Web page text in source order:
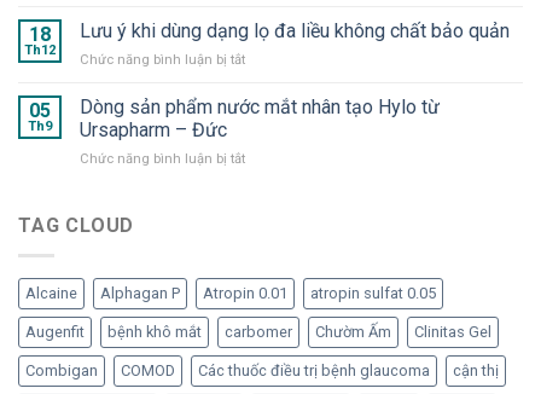
–
tạo
tép
–
chất
thiết
1
và
OMK
–
trong
tạo
đã
trở
lại
18
Th12
Lưu ý khi dùng dạng lọ đa liều không chất bảo quản
Chức năng bình luận bị tắtở
ý
dạng
bảo
quản
05
Th9
Dòng sản phẩm nước mắt nhân tạo Hylo từ
Ursapharm – Đức
Chức năng bình luận bị tắtở
nhân
tạo
Hylo
Ursapharm
–
TAG CLOUD
Alcaine Alphagan P Atropin 0.01 atropin sulfat 0.05
Augenfit bệnh khô mắt carbomer Chườm Ấm Clinitas Gel
Combigan COMOD Các thuốc điều trị bệnh glaucoma cận thị